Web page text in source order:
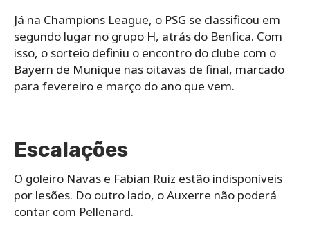
Já na Champions League, o PSG se classificou em
segundo lugar no grupo H, atrás do Benfica. Com
isso, o sorteio definiu o encontro do clube com o
Bayern de Munique nas oitavas de final, marcado
para fevereiro e março do ano que vem.
Escalações
O goleiro Navas e Fabian Ruiz estão indisponíveis
por lesões. Do outro lado, o Auxerre não poderá
contar com Pellenard.